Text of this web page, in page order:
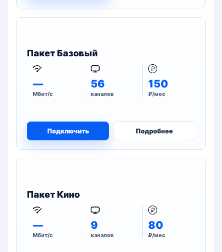
Пакет Базовый
—
Мбит/с
56
каналов
150
₽/мес
Подключить Подробнее
Пакет Кино
—
Мбит/с
9
каналов
80
₽/мес